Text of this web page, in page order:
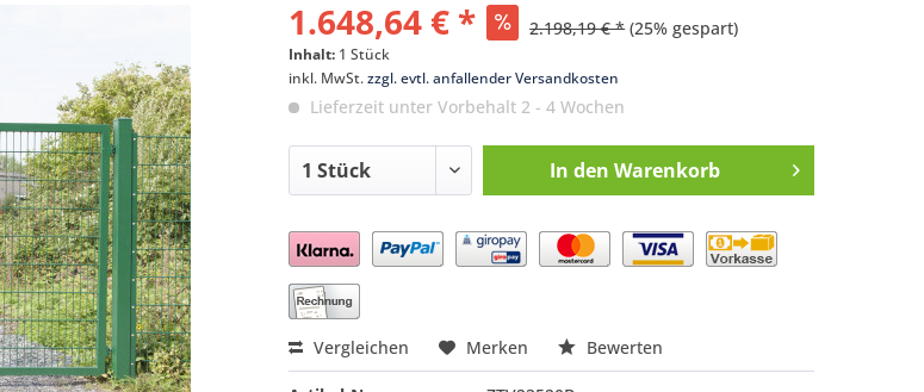
1.648,64 € * 2.198,19 € * (25% gespart)
Inhalt: 1 Stück
inkl. MwSt.zzgl. evtl. anfallender Versandkosten
Lieferzeit unter Vorbehalt 2 - 4 Wochen
In den Warenkorb
Preis anfragen
Vergleichen Merken Bewerten